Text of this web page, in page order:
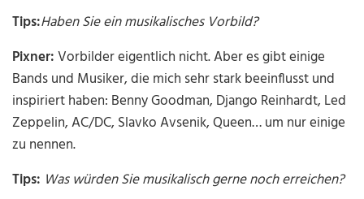
Tips:Haben Sie ein musikalisches Vorbild?
Pixner:Vorbilder eigentlich nicht. Aber es gibt einige
Bands und Musiker, die mich sehr stark beeinflusst und
inspiriert haben: Benny Goodman, Django Reinhardt, Led
Zeppelin, AC/DC, Slavko Avsenik, Queen… um nur einige
zu nennen.
Tips: Was würden Sie musikalisch gerne noch erreichen?